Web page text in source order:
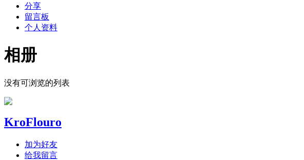
分享
留言板
个人资料
相册
没有可浏览的列表
KroFlouro
加为好友
给我留言